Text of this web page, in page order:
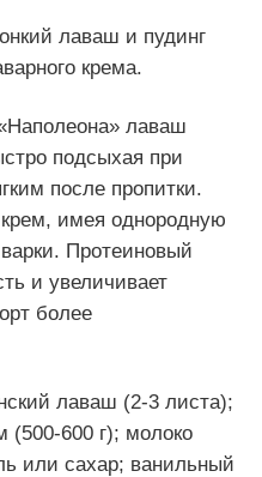
лаваш и пудинг
крема.
лаваш
подсыхая при
после пропитки.
имея однородную
Протеиновый
и увеличивает
более
лаваш (2-3 листа);
(500-600 г); молоко
или сахар; ванильный